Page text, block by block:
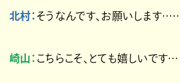
北村： そうなんです、お願いします……
崎山： こちらこそ、とても嬉しいです